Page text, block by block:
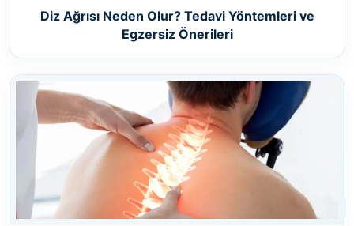
Diz Ağrısı Neden Olur? Tedavi Yöntemleri ve
Egzersiz Önerileri